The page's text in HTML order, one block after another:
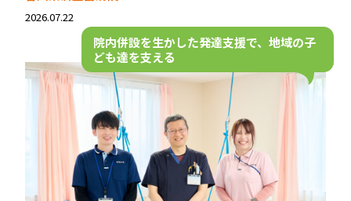
2026.07.22
院内併設を生かした発達支援で、 地域の子
ども達を支える